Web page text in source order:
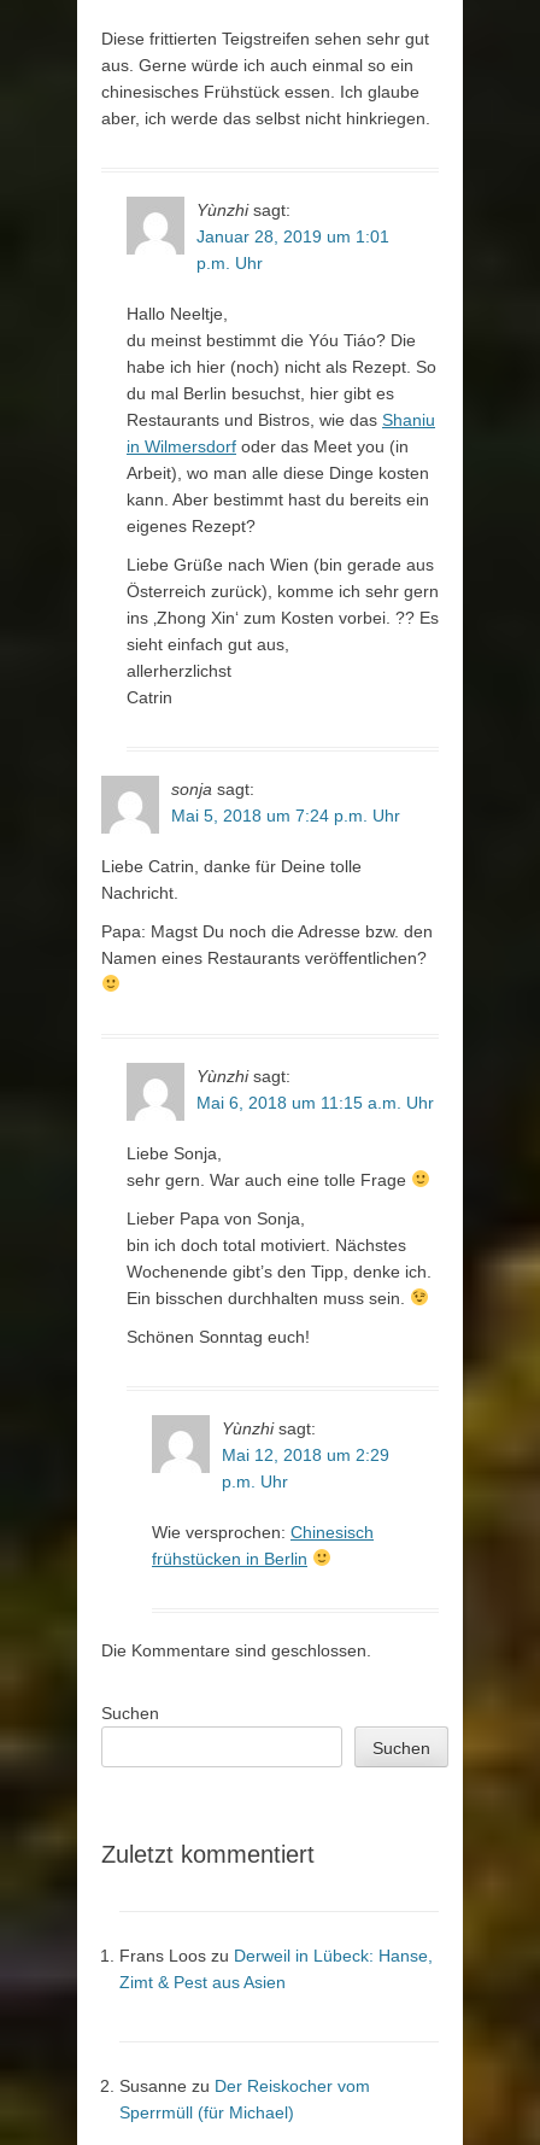
Diese frittierten Teigstreifen sehen sehr gut
aus. Gerne würde ich auch einmal so ein
chinesisches Frühstück essen. Ich glaube
aber, ich werde das selbst nicht hinkriegen.
Yùnzhi sagt:
Januar 28, 2019 um 1:01
p.m. Uhr
Hallo Neeltje,
du meinst bestimmt die Yóu Tiáo? Die
habe ich hier (noch) nicht als Rezept. So
du mal Berlin besuchst, hier gibt es
Restaurants und Bistros, wie das Shaniu
in Wilmersdorf oder das Meet you (in
Arbeit), wo man alle diese Dinge kosten
kann. Aber bestimmt hast du bereits ein
eigenes Rezept?
Liebe Grüße nach Wien (bin gerade aus
Österreich zurück), komme ich sehr gern
ins ‚Zhong Xin‘ zum Kosten vorbei. ?? Es
sieht einfach gut aus,
allerherzlichst
Catrin
sonja sagt:
Mai 5, 2018 um 7:24 p.m. Uhr
Liebe Catrin, danke für Deine tolle
Nachricht.
Papa: Magst Du noch die Adresse bzw. den
Namen eines Restaurants veröffentlichen?
Yùnzhi sagt:
Mai 6, 2018 um 11:15 a.m. Uhr
Liebe Sonja,
sehr gern. War auch eine tolle Frage
Lieber Papa von Sonja,
bin ich doch total motiviert. Nächstes
Wochenende gibt’s den Tipp, denke ich.
Ein bisschen durchhalten muss sein.
Schönen Sonntag euch!
Yùnzhi sagt:
Mai 12, 2018 um 2:29
p.m. Uhr
Wie versprochen: Chinesisch
frühstücken in Berlin
Die Kommentare sind geschlossen.
Suchen
Suchen
Zuletzt kommentiert
Frans Loos zu Derweil in Lübeck: Hanse,
Zimt & Pest aus Asien
Susanne zu Der Reiskocher vom
Sperrmüll (für Michael)